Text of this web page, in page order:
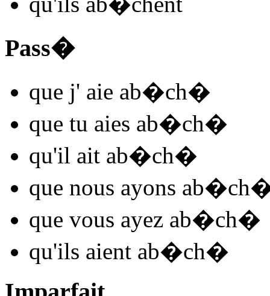
Pass�
que j' aie ab�ch�
que tu aies ab�ch�
qu'il ait ab�ch�
que nous ayons ab�ch
que vous ayez ab�ch�
qu'ils aient ab�ch�